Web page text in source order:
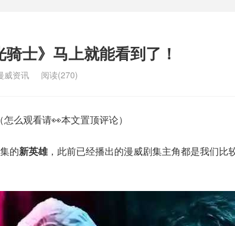
士》马上就能看到了！
威资讯 阅读(270)
么观看请👀本文置顶评论）
的新英雄，此前已经播出的漫威剧集主角都是我们比